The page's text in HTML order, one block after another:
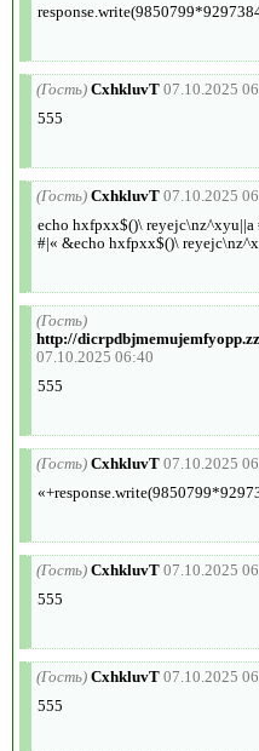
(Гость) CxhkluvT 07.10.2025
555
(Гость) CxhkluvT 07.10.2025
echo hxfpxx$()\
#|« &echo hxfpxx$()\
(Гость)
http://
07.10.2025 06:40
555
(Гость) CxhkluvT 07.10.2025
(Гость) CxhkluvT 07.10.2025
555
(Гость) CxhkluvT 07.10.2025
555